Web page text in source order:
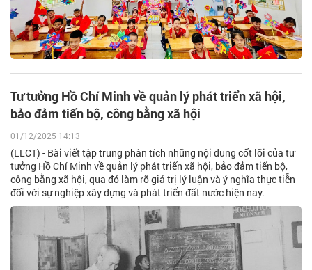
Tư tưởng Hồ Chí Minh về quản lý phát triển xã hội,
bảo đảm tiến bộ, công bằng xã hội
01/12/2025 14:13
(LLCT) - Bài viết tập trung phân tích những nội dung cốt lõi của tư
tưởng Hồ Chí Minh về quản lý phát triển xã hội, bảo đảm tiến bộ,
công bằng xã hội, qua đó làm rõ giá trị lý luận và ý nghĩa thực tiễn
đối với sự nghiệp xây dựng và phát triển đất nước hiện nay.